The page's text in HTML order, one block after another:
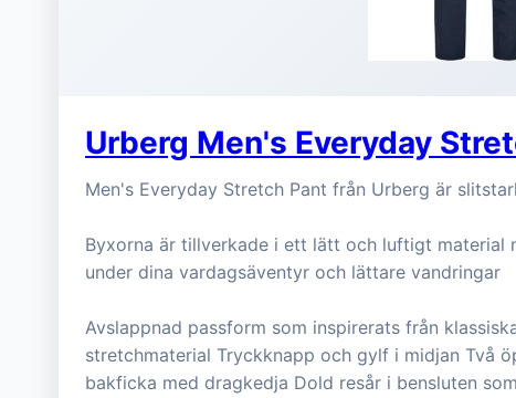
Urberg Men's Everyday
Men's Everyday Stretch Pant från Urberg är
Byxorna är tillverkade i ett lätt och luftigt
under dina vardagsäventyr och lättare vandringar
Avslappnad passform som inspirerats från
stretchmaterial Tryckknapp och gylf i midjan Två
bakficka med dragkedja Dold resår i bensluten